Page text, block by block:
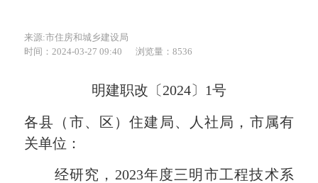
来源:市住房和城乡建设局
时间：2024-03-27 09:40
浏览量：8536
明建职改〔2024〕1号
各县（市、区）住建局、人社局，市属有
关单位：
经研究，2023年度三明市工程技术系